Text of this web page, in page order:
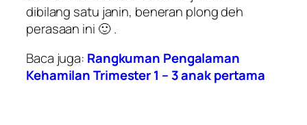
dibilang satu janin, beneran plong deh
perasaan ini 🙂 .
Baca juga: Rangkuman Pengalaman
Kehamilan Trimester 1 – 3 anak pertama